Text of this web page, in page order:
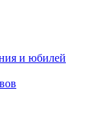
и юбилей